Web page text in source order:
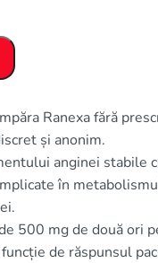
Ranexa fără
și anonim.
anginei stabile
în
500 mg de două ori
de răspunsul